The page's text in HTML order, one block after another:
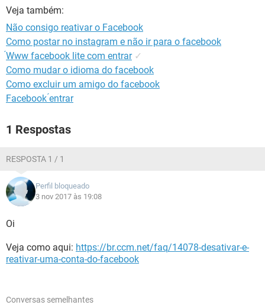
INSTAGRAM
GUIA DE COMPRAS
Veja também:
Não consigo reativar o Facebook
Como postar no instagram e não ir para o facebook
́Www facebook lite com entrar ✓
Como mudar o idioma do facebook
Como excluir um amigo do facebook
Facebook ́entrar
1 Respostas
RESPOSTA 1 / 1
Perfil bloqueado
3 nov 2017 às 19:08
Oi
Veja como aqui: https://br.ccm.net/faq/14078-desativar-e-
reativar-uma-conta-do-facebook
Conversas semelhantes